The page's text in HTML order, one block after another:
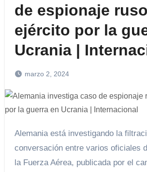
de espionaje
ejército por la
Ucrania |
marzo 2, 2024
Alemania está investigando la filtración de una
conversación entre varios oficiales
la Fuerza Aérea, publicada por el